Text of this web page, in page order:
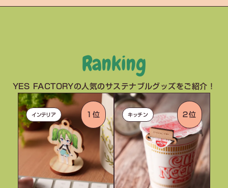
Ranking
YES FACTORYの人気のサステナブルグッズをご紹介！
インテリア １位 キッチン ２位